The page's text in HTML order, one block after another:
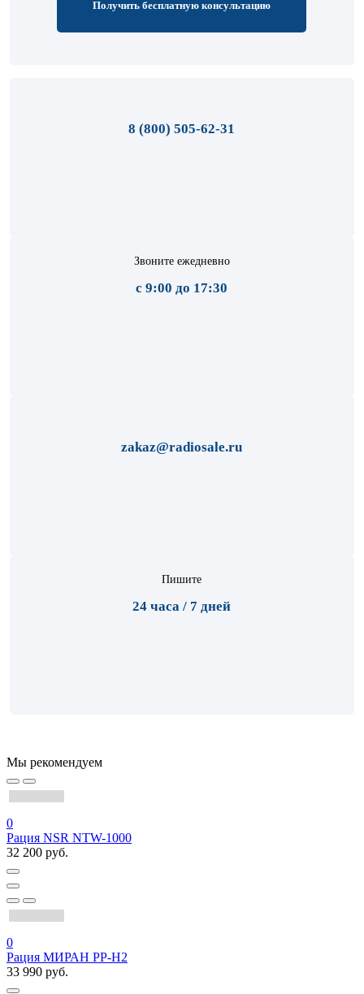
Получить бесплатную консультацию
8 (800) 505-62-31
Звоните ежедневно
с 9:00 до 17:30
zakaz@radiosale.ru
Пишите
24 часа / 7 дней
Мы рекомендуем
0
Рация NSR NTW-1000
32 200 руб.
0
Рация МИРАН РР-Н2
33 990 руб.